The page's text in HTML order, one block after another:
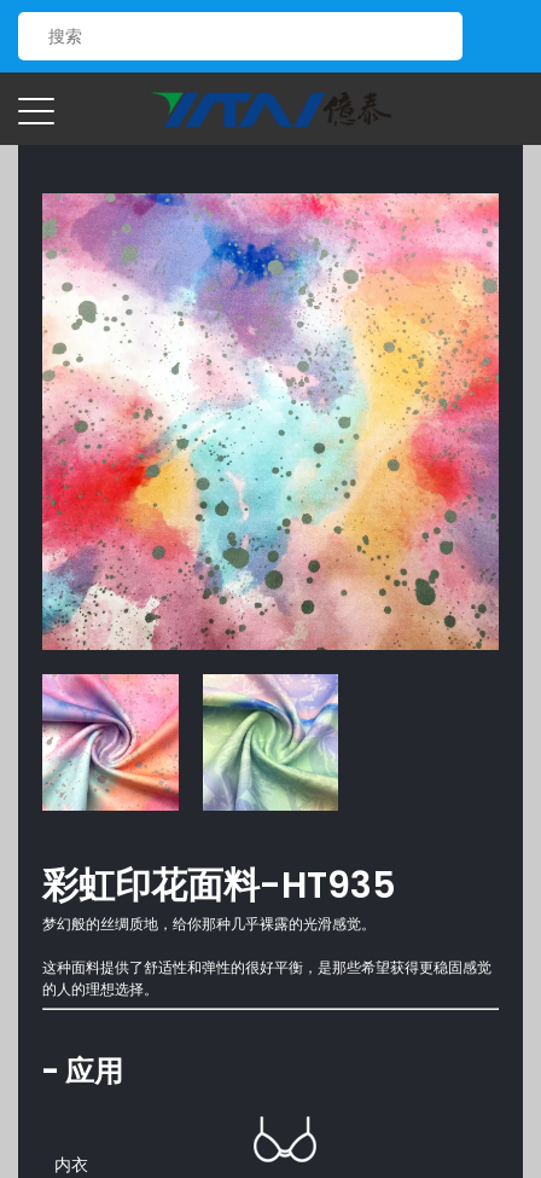
彩虹印花面料-HT935
梦幻般的丝绸质地，给你那种几乎裸露的光滑感觉。
这种面料提供了舒适性和弹性的很好平衡，是那些希望获得更稳固感觉
的人的理想选择。
- 应用
内衣